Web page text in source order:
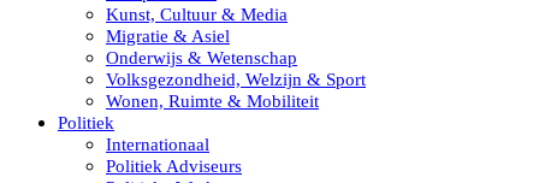
Kunst, Cultuur & Media
Migratie & Asiel
Onderwijs & Wetenschap
Volksgezondheid, Welzijn & Sport
Wonen, Ruimte & Mobiliteit
Politiek
Internationaal
Politiek Adviseurs